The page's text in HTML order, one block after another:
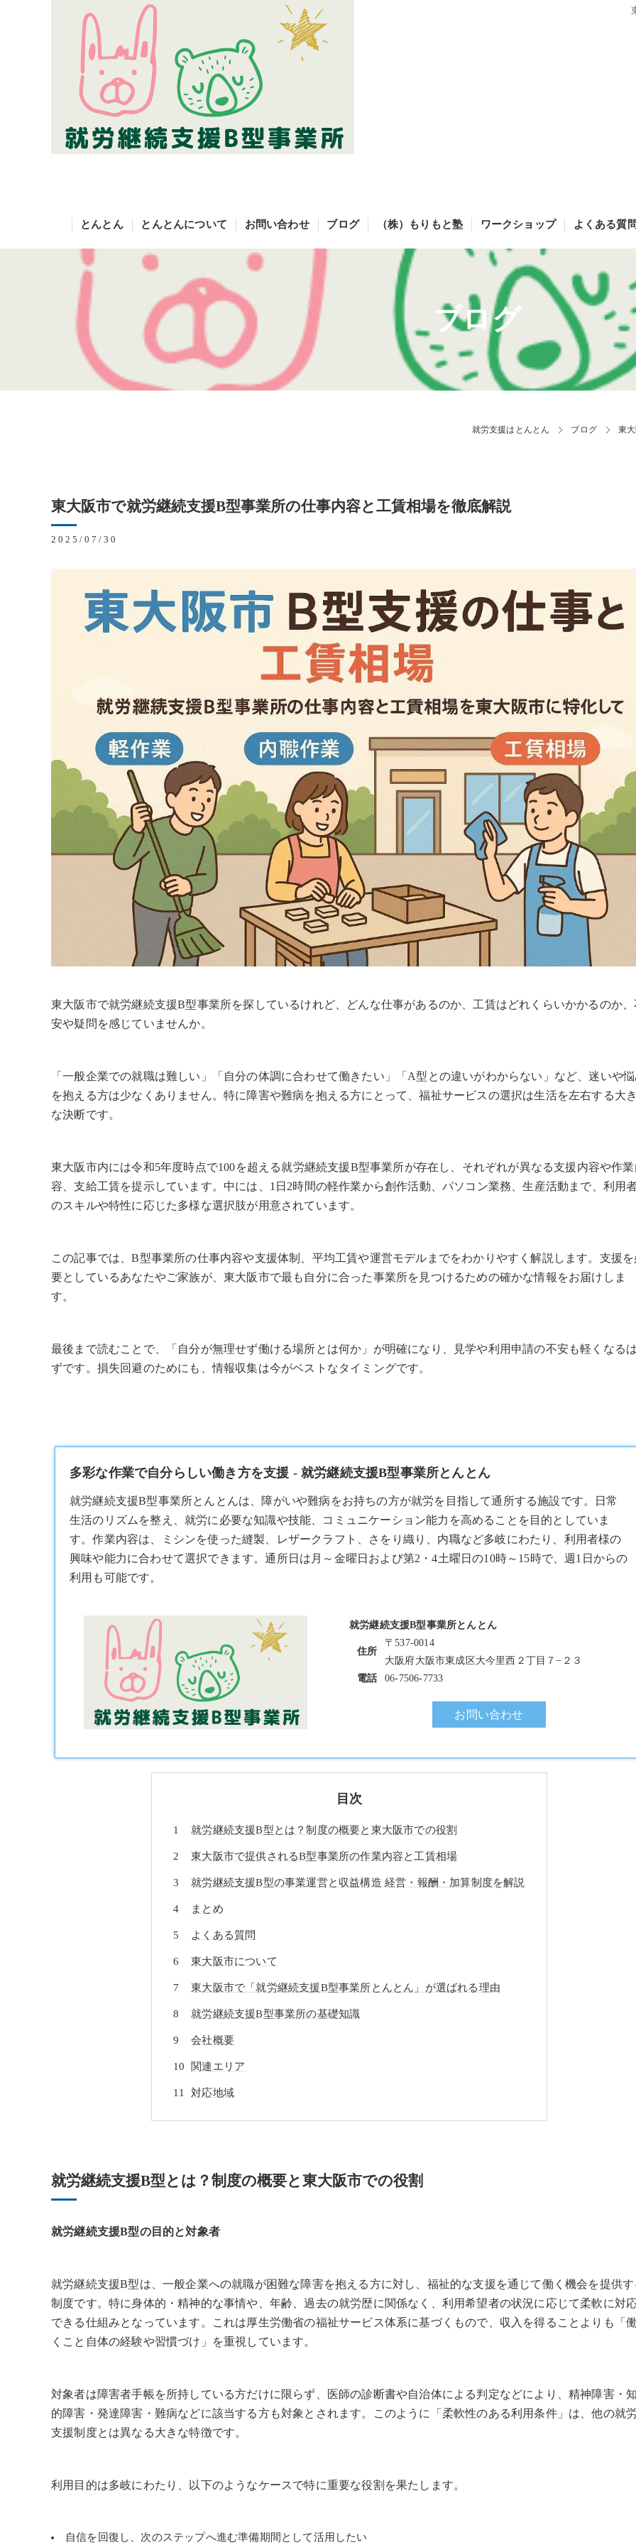
とんとん とんとんについて お問い合わせ ブログ （株）もりもと塾 ワークショップ よくある質
ブログ
就労支援はとんとん ブログ 東
東大阪市で就労継続支援B型事業所の仕事内容と工賃相場を徹底解説
2025/07/30
東大阪市で就労継続支援B型事業所を探しているけれど、どんな仕事があるのか、工賃はどれくらいかかるのか
安や疑問を感じていませんか。
「一般企業での就職は難しい」「自分の体調に合わせて働きたい」「A型との違いがわからない」など、迷いや
を抱える方は少なくありません。特に障害や難病を抱える方にとって、福祉サービスの選択は生活を左右する大
な決断です。
東大阪市内には令和5年度時点で100を超える就労継続支援B型事業所が存在し、それぞれが異なる支援内容や作
容、支給工賃を提示しています。中には、1日2時間の軽作業から創作活動、パソコン業務、生産活動まで、利用
のスキルや特性に応じた多様な選択肢が用意されています。
この記事では、B型事業所の仕事内容や支援体制、平均工賃や運営モデルまでをわかりやすく解説します。支援
要としているあなたやご家族が、東大阪市で最も自分に合った事業所を見つけるための確かな情報をお届けしま
す。
最後まで読むことで、「自分が無理せず働ける場所とは何か」が明確になり、見学や利用申請の不安も軽くなる
ずです。損失回避のためにも、情報収集は今がベストなタイミングです。
多彩な作業で自分らしい働き方を支援 - 就労継続支援B型事業所とんとん
就労継続支援B型事業所とんとんは、障がいや難病をお持ちの方が就労を目指して通所する施設です。日常
生活のリズムを整え、就労に必要な知識や技能、コミュニケーション能力を高めることを目的としていま
す。作業内容は、ミシンを使った縫製、レザークラフト、さをり織り、内職など多岐にわたり、利用者様の
興味や能力に合わせて選択できます。通所日は月～金曜日および第2・4土曜日の10時～15時で、週1日からの
利用も可能です。
就労継続支援B型事業所とんとん
住所
〒537-0014
大阪府大阪市東成区大今里西２丁目７−２３
電話
06-7506-7733
お問い合わせ
目次
就労継続支援B型とは？制度の概要と東大阪市での役割
東大阪市で提供されるB型事業所の作業内容と工賃相場
就労継続支援B型の事業運営と収益構造 経営・報酬・加算制度を解説
まとめ
よくある質問
東大阪市について
東大阪市で「就労継続支援B型事業所とんとん」が選ばれる理由
就労継続支援B型事業所の基礎知識
会社概要
関連エリア
対応地域
就労継続支援B型とは？制度の概要と東大阪市での役割
就労継続支援B型の目的と対象者
就労継続支援B型は、一般企業への就職が困難な障害を抱える方に対し、福祉的な支援を通じて働く機会を提供
制度です。特に身体的・精神的な事情や、年齢、過去の就労歴に関係なく、利用希望者の状況に応じて柔軟に対
できる仕組みとなっています。これは厚生労働省の福祉サービス体系に基づくもので、収入を得ることよりも「
くこと自体の経験や習慣づけ」を重視しています。
対象者は障害者手帳を所持している方だけに限らず、医師の診断書や自治体による判定などにより、精神障害・
的障害・発達障害・難病などに該当する方も対象とされます。このように「柔軟性のある利用条件」は、他の就
支援制度とは異なる大きな特徴です。
利用目的は多岐にわたり、以下のようなケースで特に重要な役割を果たします。
自信を回復し、次のステップへ進む準備期間として活用したい